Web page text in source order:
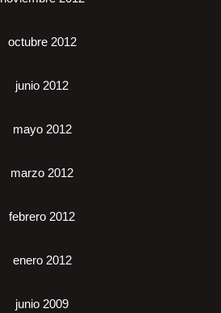
octubre 2012
junio 2012
mayo 2012
marzo 2012
febrero 2012
enero 2012
junio 2009